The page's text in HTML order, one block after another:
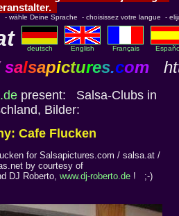
- wähle Deine Sprache - choisissez votre langue -
deutsch English Français
salsapictures.com
present: Salsa-Clubs in
Bilder:
Cafe Flucken
for Salsapictures.com / salsa.at /
by courtesy of
DJ Roberto, www.dj-roberto.de ! ;-)